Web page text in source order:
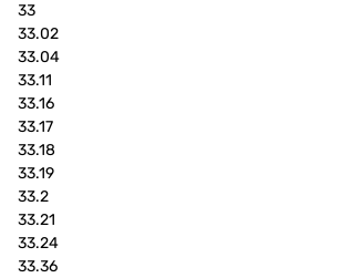
33
33.02
33.04
33.11
33.16
33.17
33.18
33.19
33.2
33.21
33.24
33.36